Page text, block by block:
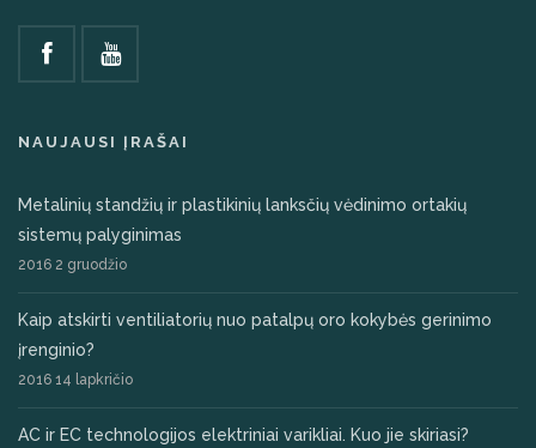
NAUJAUSI ĮRAŠAI
Metalinių standžių ir plastikinių lanksčių vėdinimo ortakių
sistemų palyginimas
2016 2 gruodžio
Kaip atskirti ventiliatorių nuo patalpų oro kokybės gerinimo
įrenginio?
2016 14 lapkričio
AC ir EC technologijos elektriniai varikliai. Kuo jie skiriasi?